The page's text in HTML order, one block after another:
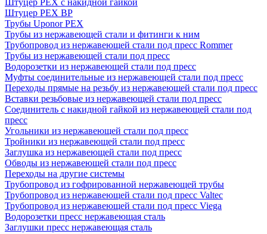
Штуцер PEX ВР
Трубы Uponor PEX
Трубы из нержавеющей стали и фитинги к ним
Трубопровод из нержавеющей стали под пресс Rommer
Трубы из нержавеющей стали под пресс
Водорозетки из нержавеющей стали под пресс
Муфты соединительные из нержавеющей стали под пресс
Переходы прямые на резьбу из нержавеющей стали под пресс
Вставки резьбовые из нержавеющей стали под пресс
Соединитель с накидной гайкой из нержавеющей стали под
пресс
Угольники из нержавеющей стали под пресс
Тройники из нержавеющей стали под пресс
Заглушка из нержавеющей стали под пресс
Обводы из нержавеющей стали под пресс
Переходы на другие системы
Трубопровод из гофрированной нержавеющей трубы
Трубопровод из нержавеющей стали под пресс Valtec
Трубопровод из нержавеющей стали под пресс Viega
Водорозетки пресс нержавеющая сталь
Заглушки пресс нержавеющая сталь